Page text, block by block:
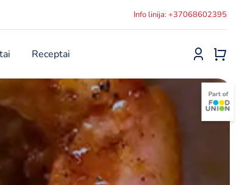
Info linija: +37068602395
Receptai